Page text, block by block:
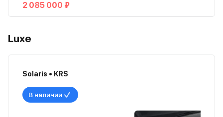
2 085 000 ₽
Luxe
Solaris • KRS
В наличии